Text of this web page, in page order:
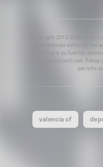
Copyright 2013-2025
del contenido editorial del
referencia a su fuente,
www.valenciacf.com.
permite
valencia cf